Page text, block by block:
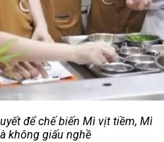
để chế biến Mì vịt tiềm, Mì
không giấu nghề